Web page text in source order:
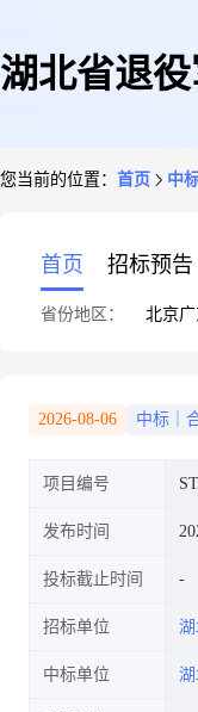
湖北省退
您当前的位置： 首页 中
首页 招标预告
省份地区： 北京
2026-08-06 中标｜
项目编号
发布时间
投标截止时间
招标单位
中标单位